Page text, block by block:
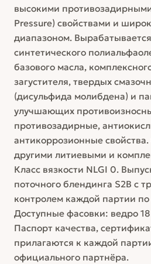
высокими
Pressure) свойствами и
диапазоном.
синтетического
базового масла,
загустителя, твердых
(дисульфида молибдена) и
улучшающих
противозадирные,
антикоррозионные
другими литиевыми и
Класс вязкости NLGI 0.
поточного блендинга S2B с
контролем каждой партии
Доступные фасовки: ведро 18
Паспорт качества,
прилагаются к каждой
официального партнёра.